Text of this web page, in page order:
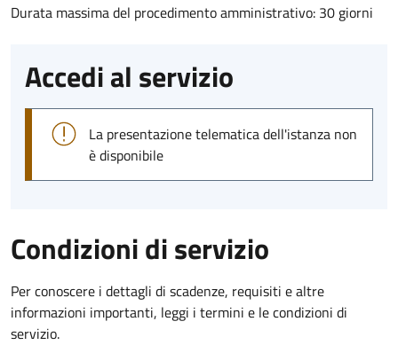
Durata massima del procedimento amministrativo: 30 giorni
Accedi al servizio
La presentazione telematica dell'istanza non
è disponibile
Condizioni di servizio
Per conoscere i dettagli di scadenze, requisiti e altre
informazioni importanti, leggi i termini e le condizioni di
servizio.